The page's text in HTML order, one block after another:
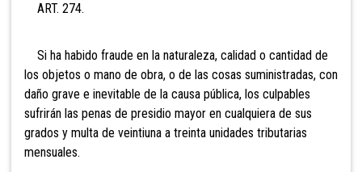
ART. 274.
Si ha habido fraude en la naturaleza, calidad o cantidad de
los objetos o mano de obra, o de las cosas suministradas, con
daño grave e inevitable de la causa pública, los culpables
sufrirán las penas de presidio mayor en cualquiera de sus
grados y multa de veintiuna a treinta unidades tributarias
mensuales.